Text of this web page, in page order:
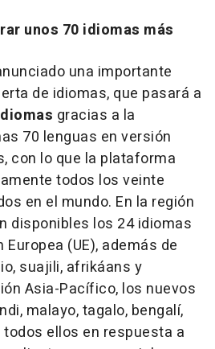
unos 70 idiomas más
una importante
de idiomas, que pasará a
gracias a la
70 lenguas en versión
con lo que la plataforma
todos los veinte
en el mundo. En la región
disponibles los 24 idiomas
(UE), además de
suajili, afrikáans y
Asia-Pacífico, los nuevos
malayo, tagalo, bengalí,
ellos en respuesta a